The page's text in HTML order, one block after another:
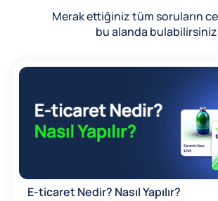
Merak ettiğiniz tüm soruların
bu alanda
E-ticaret Nedir? Nasıl Yapılır?